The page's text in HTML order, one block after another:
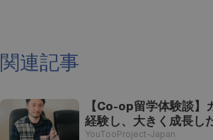
関連記事
【Co-op留学体験談】
経験し、大きく成長し
YouTooProject-Japan